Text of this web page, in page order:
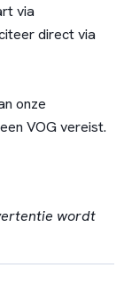
via
direct via
onze
VOG vereist.
wordt